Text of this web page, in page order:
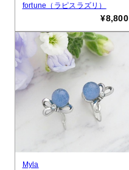
fortune（ラピスラズリ）
¥8,800
Myla